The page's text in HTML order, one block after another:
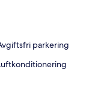
parkering